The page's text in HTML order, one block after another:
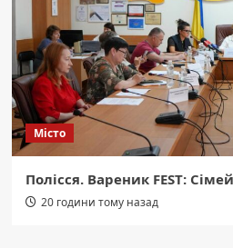
Місто
Полісся. Вареник FEST:
20 години тому назад